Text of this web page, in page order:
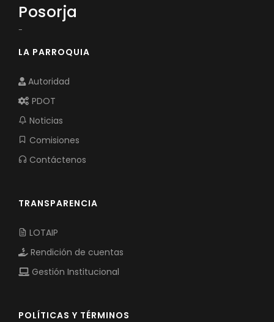
Posorja
-
LA PARROQUIA
Autoridad
PDOT
Noticias
Comisiones
Contáctenos
TRANSPARENCIA
LOTAIP
Rendición de cuentas
Gestión Institucional
POLÍTICAS Y TÉRMINOS